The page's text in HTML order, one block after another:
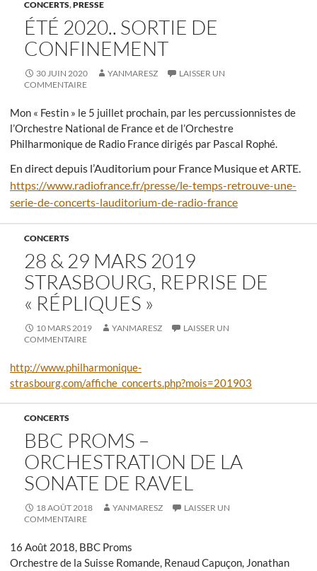
CONCERTS,PRESSE
ÉTÉ 2020.. SORTIE DE
CONFINEMENT
30 JUIN 2020 YANMARESZ
LAISSER UN
COMMENTAIRE
Mon « Festin » le 5 juillet prochain, par les percussionnistes de
l’Orchestre National de France et de l’Orchestre
Philharmonique de Radio France dirigés par Pascal Rophé.
En direct depuis l’Auditorium pour France Musique et ARTE.
https://www.radiofrance.fr/presse/le-temps-retrouve-une-
serie-de-concerts-lauditorium-de-radio-france
CONCERTS
28 & 29 MARS 2019
STRASBOURG, REPRISE DE
« RÉPLIQUES »
10 MARS 2019 YANMARESZ
LAISSER UN
COMMENTAIRE
http://www.philharmonique-
strasbourg.com/affiche_concerts.php?mois=201903
CONCERTS
BBC PROMS –
ORCHESTRATION DE LA
SONATE DE RAVEL
18 AOÛT 2018 YANMARESZ
LAISSER UN
COMMENTAIRE
16 Août 2018, BBC Proms
Orchestre de la Suisse Romande, Renaud Capuçon, Jonathan